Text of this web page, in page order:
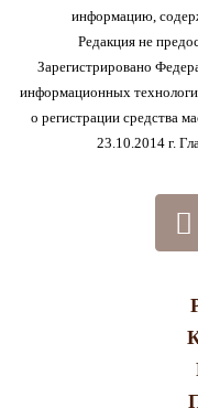
информацию,
Редакция не
Зарегистрировано
информационных
о регистрации средства
23.10.2014 г.